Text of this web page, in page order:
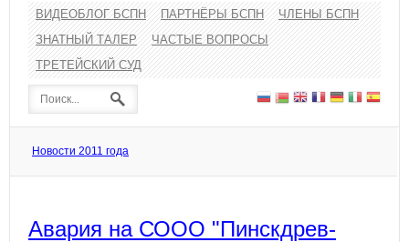
ВИДЕОБЛОГ БСПН ПАРТНЁРЫ БСПН
ЧЛЕНЫ БСПН
ЗНАТНЫЙ ТАЛЕР
ЧАСТЫЕ ВОПРОСЫ
ТРЕТЕЙСКИЙ СУД
Новости 2011 года
Авария на СООО "Пинскдрев-